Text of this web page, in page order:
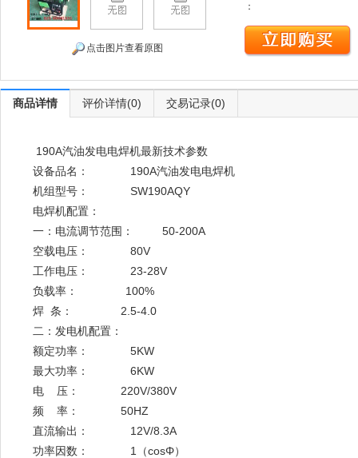
点击图片查看原图
：
商品详情 评价详情(0) 交易记录(0)
190A汽油发电电焊机最新技术参数
设备品名： 190A汽油发电电焊机
机组型号： SW190AQY
电焊机配置：
一：电流调节范围： 50-200A
空载电压： 80V
工作电压： 23-28V
负载率： 100%
焊 条： 2.5-4.0
二：发电机配置：
额定功率： 5KW
最大功率： 6KW
电 压： 220V/380V
频 率： 50HZ
直流输出： 12V/8.3A
功率因数： 1（cosΦ）